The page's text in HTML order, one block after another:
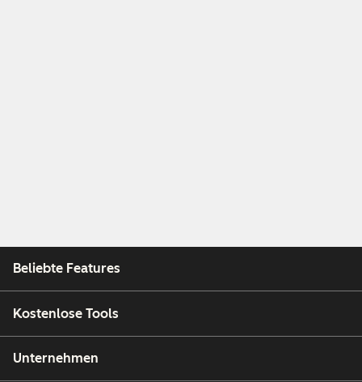
Beliebte Features
Kostenlose Tools
Unternehmen